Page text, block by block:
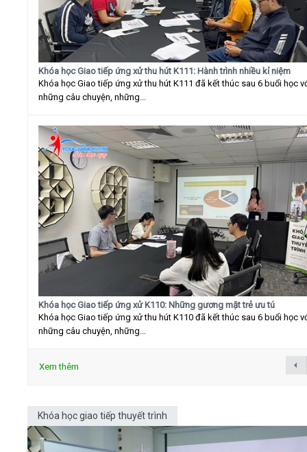
Khóa học Giao tiếp ứng xử thu hút K111: Hành trình nhiều kỉ niệm
Khóa học Giao tiếp ứng xử thu hút K111 đã kết thúc sau 6 buổi học
những câu chuyện, những...
Khóa học Giao tiếp ứng xử K110: Những gương mặt trẻ ưu tú
Khóa học Giao tiếp ứng xử thu hút K110 đã kết thúc sau 6 buổi học
những câu chuyện, những...
Xem thêm
Khóa học giao tiếp thuyết trình